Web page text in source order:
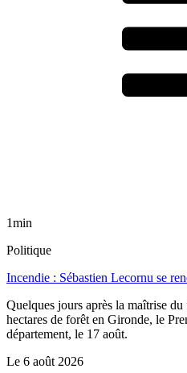
1min
Politique
Incendie : Sébastien Lecornu se
Quelques jours après la maîtrise
hectares de forêt en Gironde, le
département, le 17 août.
Le 6 août 2026